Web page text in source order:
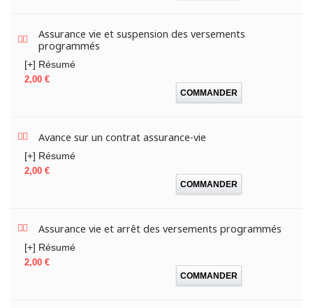
Assurance vie et suspension des versements
programmés
[+] Résumé
Prix
2,00 €
COMMANDER
Avance sur un contrat assurance-vie
[+] Résumé
Prix
2,00 €
COMMANDER
Assurance vie et arrêt des versements programmés
[+] Résumé
Prix
2,00 €
COMMANDER